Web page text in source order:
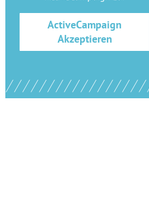
ActiveCampaign
Akzeptieren